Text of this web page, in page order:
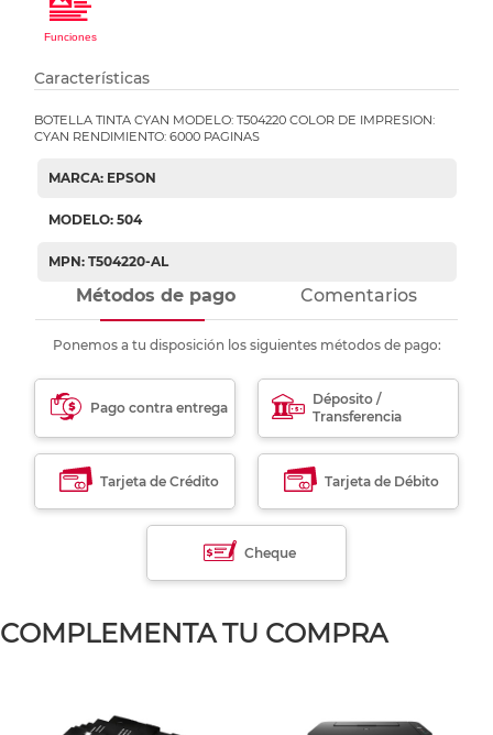
Características
BOTELLA TINTA CYAN MODELO: T504220 COLOR DE IMPRESION:
CYAN RENDIMIENTO: 6000 PAGINAS
MARCA: EPSON
MODELO: 504
MPN: T504220-AL
Métodos de pago Comentarios
Ponemos a tu disposición los siguientes métodos de pago:
Pago contra entrega
Déposito /
Transferencia
Tarjeta de Crédito Tarjeta de Débito
Cheque
COMPLEMENTA TU COMPRA